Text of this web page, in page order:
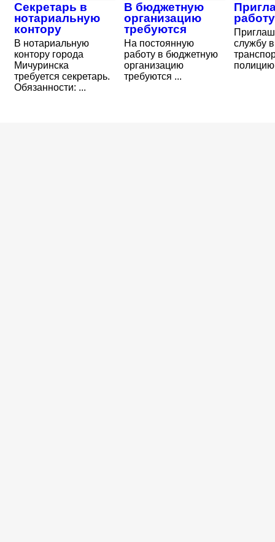
Секретарь в
нотариальную
контору
В нотариальную
контору города
Мичуринска
требуется секретарь.
Обязанности: ...
В бюджетную
организацию
требуются
На постоянную
работу в бюджетную
организацию
требуются ...
работу
службу в
полицию